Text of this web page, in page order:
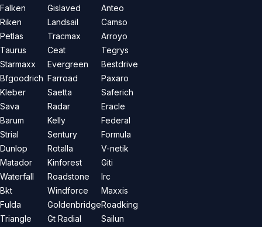
Falken
Riken
Petlas
Taurus
Starmaxx
Bfgoodrich
Kleber
Sava
Barum
Strial
Dunlop
Matador
Waterfall
Bkt
Fulda
Triangle
Gislaved
Landsail
Tracmax
Ceat
Evergreen
Farroad
Saetta
Radar
Kelly
Sentury
Rotalla
Kinforest
Roadstone
Windforce
Goldenbridge
Gt Radial
Anteo
Camso
Arroyo
Tegrys
Bestdrive
Paxaro
Saferich
Eracle
Federal
Formula
V-netik
Giti
Irc
Maxxis
Roadking
Sailun